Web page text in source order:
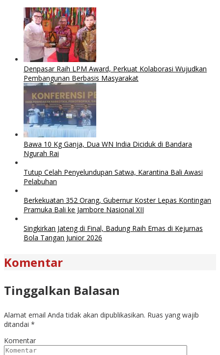
Denpasar Raih LPM Award, Perkuat Kolaborasi Wujudkan
Pembangunan Berbasis Masyarakat
Bawa 10 Kg Ganja, Dua WN India Diciduk di Bandara
Ngurah Rai
Tutup Celah Penyelundupan Satwa, Karantina Bali Awasi
Pelabuhan
Berkekuatan 352 Orang, Gubernur Koster Lepas Kontingan
Pramuka Bali ke Jambore Nasional XII
Singkirkan Jateng di Final, Badung Raih Emas di Kejurnas
Bola Tangan Junior 2026
Komentar
Tinggalkan Balasan
Alamat email Anda tidak akan dipublikasikan. Ruas yang wajib
ditandai *
Komentar